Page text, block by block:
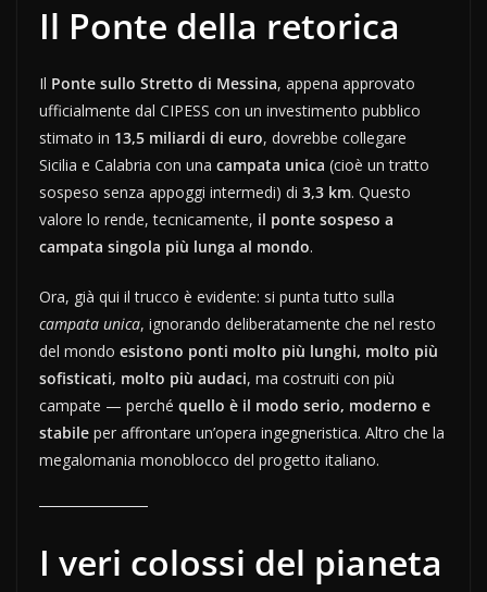
Il Ponte della retorica
Il Ponte sullo Stretto di Messina, appena approvato
ufficialmente dal CIPESS con un investimento pubblico
stimato in 13,5 miliardi di euro, dovrebbe collegare
Sicilia e Calabria con una campata unica (cioè un tratto
sospeso senza appoggi intermedi) di 3,3 km. Questo
valore lo rende, tecnicamente, il ponte sospeso a
campata singola più lunga al mondo.
Ora, già qui il trucco è evidente: si punta tutto sulla
campata unica, ignorando deliberatamente che nel resto
del mondo esistono ponti molto più lunghi, molto più
sofisticati, molto più audaci, ma costruiti con più
campate — perché quello è il modo serio, moderno e
stabile per affrontare un’opera ingegneristica. Altro che la
megalomania monoblocco del progetto italiano.
I veri colossi del pianeta